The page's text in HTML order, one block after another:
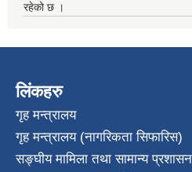
रहेको छ ।
लिंकहरु
गृह मन्त्रालय
गृह मन्त्रालय (नागरिकता सिफारिस)
सङ्घीय मामिला तथा सामान्य